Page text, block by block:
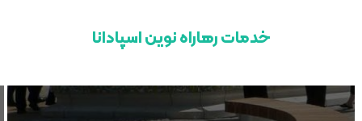
خدمات رهاراه نوین اسپادانا